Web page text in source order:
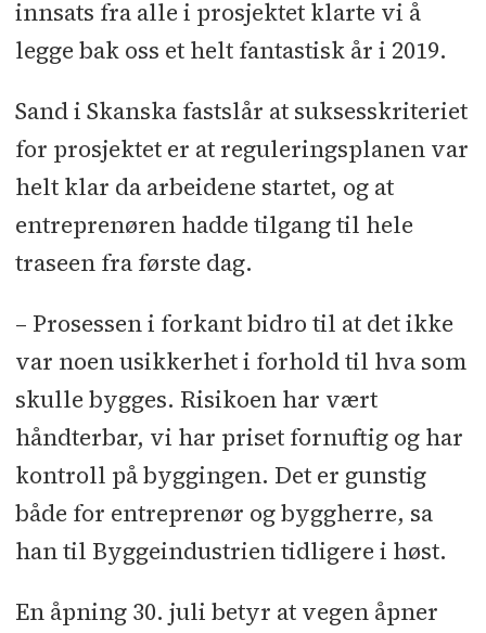
innsats fra alle i prosjektet klarte vi å
legge bak oss et helt fantastisk år i 2019.
Sand i Skanska fastslår at suksesskriteriet
for prosjektet er at reguleringsplanen var
helt klar da arbeidene startet, og at
entreprenøren hadde tilgang til hele
traseen fra første dag.
– Prosessen i forkant bidro til at det ikke
var noen usikkerhet i forhold til hva som
skulle bygges. Risikoen har vært
håndterbar, vi har priset fornuftig og har
kontroll på byggingen. Det er gunstig
både for entreprenør og byggherre, sa
han til Byggeindustrien tidligere i høst.
En åpning 30. juli betyr at vegen åpner